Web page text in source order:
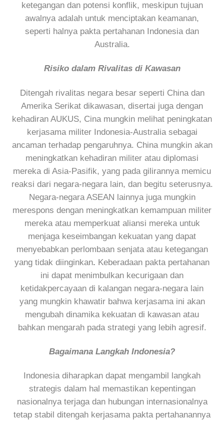
ketegangan dan potensi konflik, meskipun tujuan
awalnya adalah untuk menciptakan keamanan,
seperti halnya pakta pertahanan Indonesia dan
Australia.
Risiko dalam Rivalitas di Kawasan
Ditengah rivalitas negara besar seperti China dan
Amerika Serikat dikawasan, disertai juga dengan
kehadiran AUKUS, Cina mungkin melihat peningkatan
kerjasama militer Indonesia-Australia sebagai
ancaman terhadap pengaruhnya. China mungkin akan
meningkatkan kehadiran militer atau diplomasi
mereka di Asia-Pasifik, yang pada gilirannya memicu
reaksi dari negara-negara lain, dan begitu seterusnya.
Negara-negara ASEAN lainnya juga mungkin
merespons dengan meningkatkan kemampuan militer
mereka atau memperkuat aliansi mereka untuk
menjaga keseimbangan kekuatan yang dapat
menyebabkan perlombaan senjata atau ketegangan
yang tidak diinginkan. Keberadaan pakta pertahanan
ini dapat menimbulkan kecurigaan dan
ketidakpercayaan di kalangan negara-negara lain
yang mungkin khawatir bahwa kerjasama ini akan
mengubah dinamika kekuatan di kawasan atau
bahkan mengarah pada strategi yang lebih agresif.
Bagaimana Langkah Indonesia?
Indonesia diharapkan dapat mengambil langkah
strategis dalam hal memastikan kepentingan
nasionalnya terjaga dan hubungan internasionalnya
tetap stabil ditengah kerjasama pakta pertahanannya